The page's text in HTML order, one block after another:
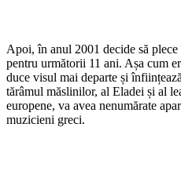
Apoi, în anul 2001 decide să
pentru următorii 11 ani. Așa cum
duce visul mai departe și
tărâmul măslinilor, al Eladei și al
europene, va avea nenumărate
muzicieni greci.